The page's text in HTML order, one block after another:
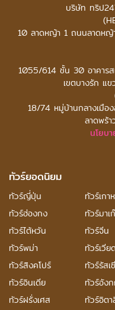
บริษัท ทริป
10 ลาดหญ้า 1 ถนนลาดหญ้
1055/614 ชั้น 30 อาคารส
เขตบางรัก แ
18/74 หมู่บ้านกลางเมือ
ลาดพร้
นโยบ
ทัวร์ยอดนิยม
ทัวร์ญี่ปุ่น
ทัวร์เกา
ทัวร์ฮ่องกง
ทัวร์มาเ
ทัวร์ไต้หวัน
ทัวร์จีน
ทัวร์พม่า
ทัวร์เวีย
ทัวร์สิงคโปร์
ทัวร์รัสเ
ทัวร์อินเดีย
ทัวร์อัง
ทัวร์ฝรั่งเศส
ทัวร์อิตา